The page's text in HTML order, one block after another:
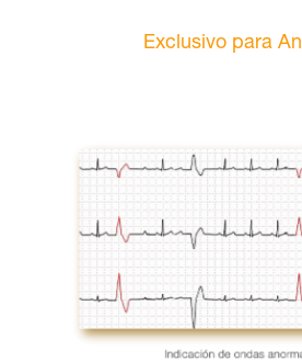
Exclusivo para